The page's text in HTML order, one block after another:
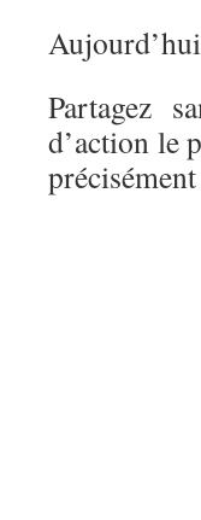
Partagez
d’action le